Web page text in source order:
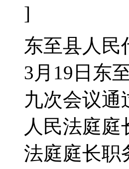
]
东至县人
3月19日东
九次会议通
人民法庭
法庭庭长职